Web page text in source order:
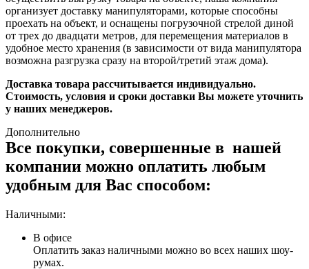
организует доставку манипуляторами, которые способны
проехать на объект, и оснащены погрузочной стрелой диной
от трех до двадцати метров, для перемещения материалов в
удобное место хранения (в зависимости от вида манипулятора
возможна разгрузка сразу на второй/третий этаж дома).
Доставка товара рассчитывается индивидуально.
Стоимость, условия и сроки доставки Вы можете уточнить
у наших менеджеров.
Дополнительно
Все покупки, совершенные в нашей
компании можно оплатить любым
удобным для Вас способом:
Наличными:
В офисе
Оплатить заказ наличными можно во всех наших шоу-
румах.